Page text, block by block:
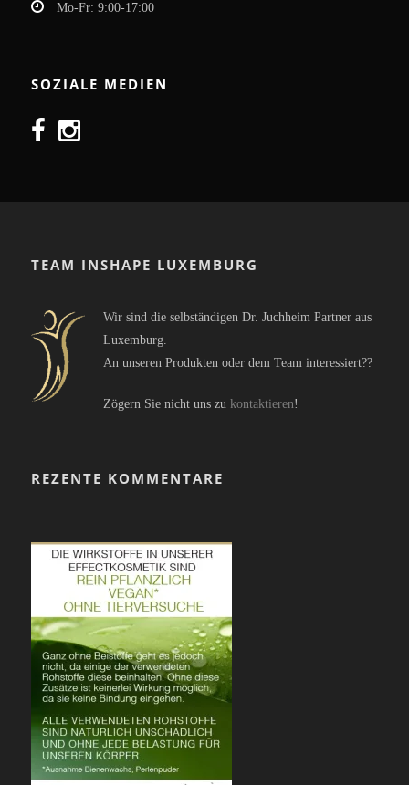
Mo-Fr: 9:00-17:00
SOZIALE MEDIEN
TEAM INSHAPE LUXEMBURG
Wir sind die selbständigen Dr. Juchheim Partner aus
Luxemburg.
An unseren Produkten oder dem Team interessiert??
Zögern Sie nicht uns zu kontaktieren!
REZENTE KOMMENTARE